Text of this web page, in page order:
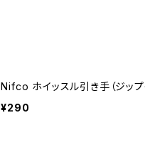
Nifco ホイッスル引き手（ジップ
¥290